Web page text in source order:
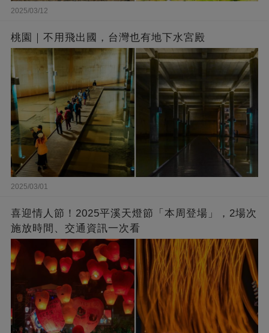
2025/03/12
桃園｜不用飛出國，台灣也有地下水宮殿
2025/03/01
喜迎情人節！2025平溪天燈節「本周登場」，2場次
施放時間、交通資訊一次看